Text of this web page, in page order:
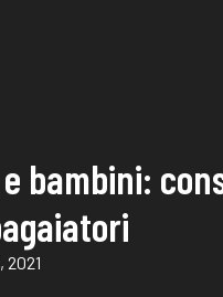
bambini:
2021